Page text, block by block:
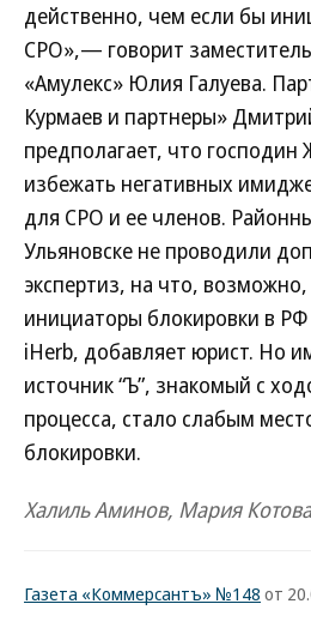
действенно, чем если бы
СРО»,— говорит
«Амулекс» Юлия Галуева.
Курмаев и партнеры»
предполагает, что господин
избежать негативных
для СРО и ее членов.
Ульяновске не проводили
экспертиз, на что,
инициаторы блокировки в
iHerb, добавляет юрист. Но
источник “Ъ”, знакомый с
процесса, стало слабым
блокировки.
Халиль Аминов, Мария Котова
Газета «Коммерсантъ» №148 от